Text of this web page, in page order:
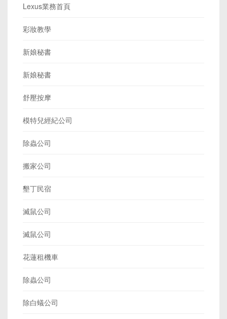
Lexus業務首頁
彩妝教學
新娘秘書
新娘秘書
舒壓按摩
模特兒經紀公司
除蟲公司
搬家公司
墾丁民宿
滅鼠公司
滅鼠公司
花蓮租機車
除蟲公司
除白蟻公司